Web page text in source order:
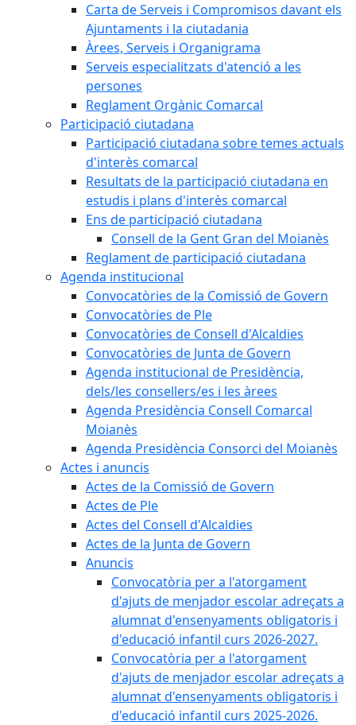
Carta de Serveis i Compromisos davant els
Ajuntaments i la ciutadania
Àrees, Serveis i Organigrama
Serveis especialitzats d'atenció a les
persones
Reglament Orgànic Comarcal
Participació ciutadana
Participació ciutadana sobre temes actuals
d'interès comarcal
Resultats de la participació ciutadana en
estudis i plans d'interès comarcal
Ens de participació ciutadana
Consell de la Gent Gran del Moianès
Reglament de participació ciutadana
Agenda institucional
Convocatòries de la Comissió de Govern
Convocatòries de Ple
Convocatòries de Consell d'Alcaldies
Convocatòries de Junta de Govern
Agenda institucional de Presidència,
dels/les consellers/es i les àrees
Agenda Presidència Consell Comarcal
Moianès
Agenda Presidència Consorci del Moianès
Actes i anuncis
Actes de la Comissió de Govern
Actes de Ple
Actes del Consell d'Alcaldies
Actes de la Junta de Govern
Anuncis
Convocatòria per a l'atorgament
d'ajuts de menjador escolar adreçats a
alumnat d'ensenyaments obligatoris i
d'educació infantil curs 2026-2027.
Convocatòria per a l'atorgament
d'ajuts de menjador escolar adreçats a
alumnat d'ensenyaments obligatoris i
d'educació infantil curs 2025-2026.